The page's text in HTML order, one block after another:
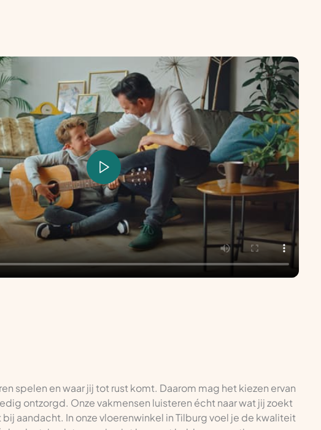
spelen en waar jij tot rust komt. Daarom mag het kiezen ervan
ontzorgd. Onze vakmensen luisteren écht naar wat jij zoekt
aandacht. In onze vloerenwinkel in Tilburg voel je de kwaliteit